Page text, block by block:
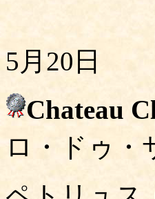
5月20日
Chateau
ロ・ドゥ・